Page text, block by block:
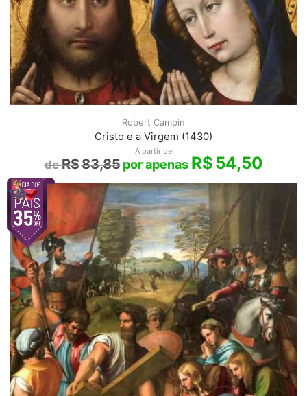
Robert Campin
Cristo e a Virgem (1430)
A partir de
R$83,85 R$54,50